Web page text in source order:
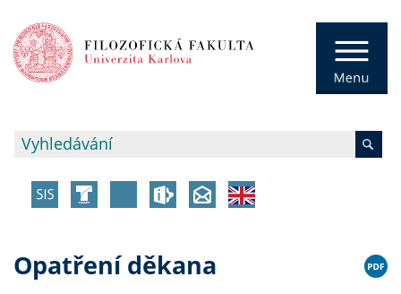
Opatření děkana